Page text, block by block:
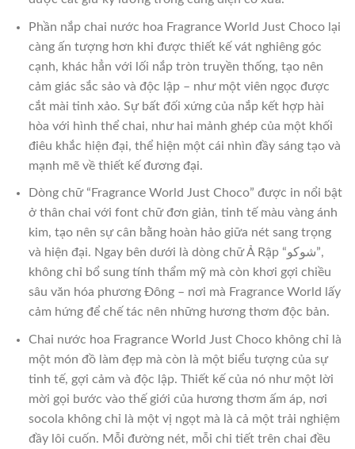
Phần nắp chai nước hoa Fragrance World Just Choco lại
càng ấn tượng hơn khi được thiết kế vát nghiêng góc
cạnh, khác hẳn với lối nắp tròn truyền thống, tạo nên
cảm giác sắc sảo và độc lập – như một viên ngọc được
cắt mài tinh xảo. Sự bất đối xứng của nắp kết hợp hài
hòa với hình thể chai, như hai mảnh ghép của một khối
điêu khắc hiện đại, thể hiện một cái nhìn đầy sáng tạo và
mạnh mẽ về thiết kế đương đại.
Dòng chữ “Fragrance World Just Choco” được in nổi bật
ở thân chai với font chữ đơn giản, tinh tế màu vàng ánh
kim, tạo nên sự cân bằng hoàn hảo giữa nét sang trọng
và hiện đại. Ngay bên dưới là dòng chữ Ả Rập “شوكو”,
không chỉ bổ sung tính thẩm mỹ mà còn khơi gợi chiều
sâu văn hóa phương Đông – nơi mà Fragrance World lấy
cảm hứng để chế tác nên những hương thơm độc bản.
Chai nước hoa Fragrance World Just Choco không chỉ là
một món đồ làm đẹp mà còn là một biểu tượng của sự
tinh tế, gợi cảm và độc lập. Thiết kế của nó như một lời
mời gọi bước vào thế giới của hương thơm ấm áp, nơi
socola không chỉ là một vị ngọt mà là cả một trải nghiệm
đầy lôi cuốn. Mỗi đường nét, mỗi chi tiết trên chai đều